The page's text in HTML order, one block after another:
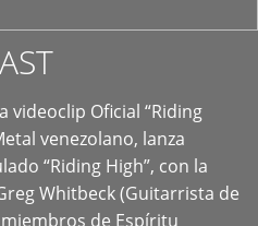
Oficial “Riding
venezolano, lanza
“Riding High”, con la
Whitbeck (Guitarrista de
de Espíritu